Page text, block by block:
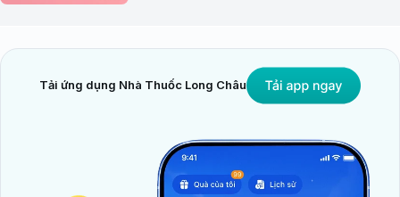
Tải ứng dụng Nhà Thuốc Long Châu